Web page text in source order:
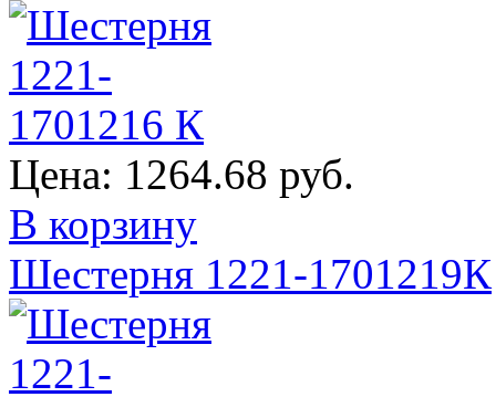
Цена: 1264.68 руб.
В корзину
Шестерня 1221-1701219К